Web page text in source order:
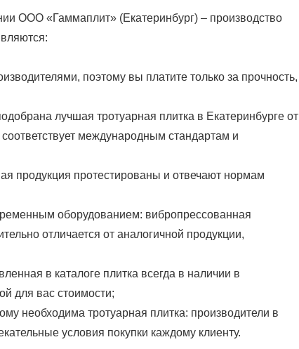
ООО «Гаммаплит» (Екатеринбург) – производство
поэтому вы платите только за прочность,
лучшая тротуарная плитка в Екатеринбурге от
международным стандартам и
продукция протестированы и отвечают нормам
оборудованием: вибропрессованная
отличается от аналогичной продукции,
в каталоге плитка всегда в наличии в
для вас стоимости;
необходима тротуарная плитка: производители в
условия покупки каждому клиенту.